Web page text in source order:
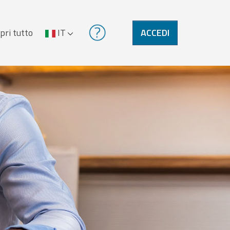
tutto IT ACCEDI